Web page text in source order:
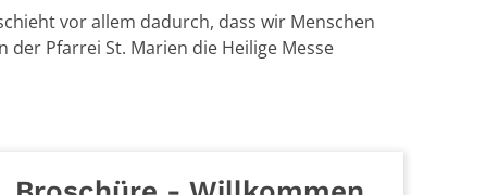
vor allem dadurch, dass wir Menschen
Pfarrei St. Marien die Heilige Messe